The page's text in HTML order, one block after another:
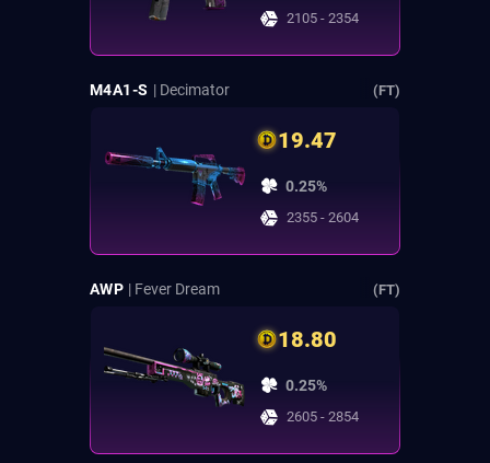
2105 - 2354
M4A1-S | Decimator (FT)
19.47
0.25%
2355 - 2604
AWP | Fever Dream (FT)
18.80
0.25%
2605 - 2854